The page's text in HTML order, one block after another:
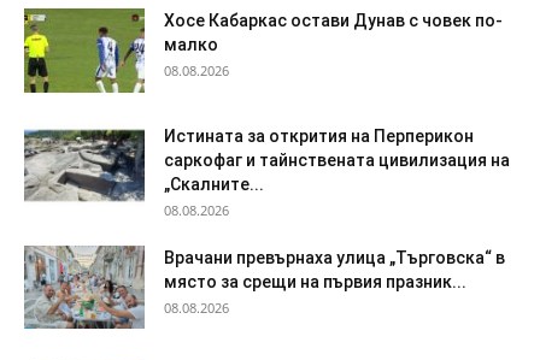
Хосе Кабаркас остави Дунав с човек по-
малко
08.08.2026
Истината за открития на Перперикон
саркофаг и тайнствената цивилизация на
„Скалните...
08.08.2026
Врачани превърнаха улица „Търговска“ в
място за срещи на първия празник...
08.08.2026